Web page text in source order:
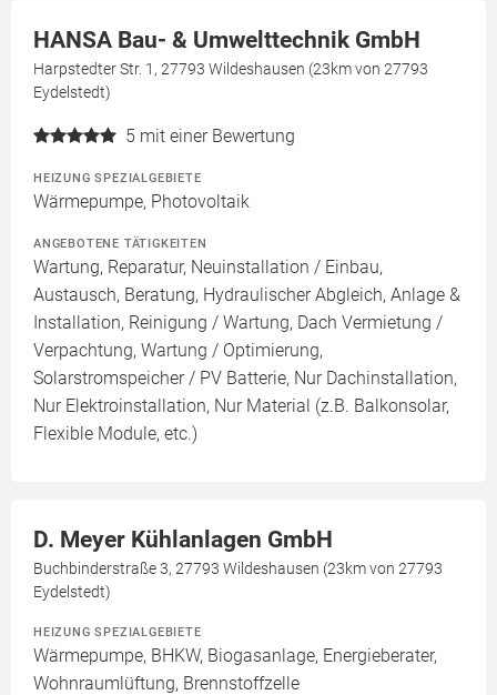
HANSA Bau- & Umwelttechnik GmbH
Harpstedter Str. 1, 27793 Wildeshausen (23km von 27793
Eydelstedt)
5 mit einer Bewertung
HEIZUNG SPEZIALGEBIETE
Wärmepumpe, Photovoltaik
ANGEBOTENE TÄTIGKEITEN
Wartung, Reparatur, Neuinstallation / Einbau,
Austausch, Beratung, Hydraulischer Abgleich, Anlage &
Installation, Reinigung / Wartung, Dach Vermietung /
Verpachtung, Wartung / Optimierung,
Solarstromspeicher / PV Batterie, Nur Dachinstallation,
Nur Elektroinstallation, Nur Material (z.B. Balkonsolar,
Flexible Module, etc.)
D. Meyer Kühlanlagen GmbH
Buchbinderstraße 3, 27793 Wildeshausen (23km von 27793
Eydelstedt)
HEIZUNG SPEZIALGEBIETE
Wärmepumpe, BHKW, Biogasanlage, Energieberater,
Wohnraumlüftung, Brennstoffzelle